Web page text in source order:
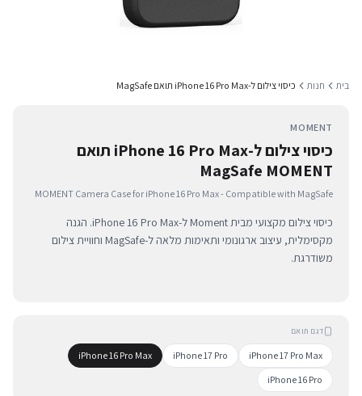
בית חנות כיסוי צילום ל-iPhone 16 Pro Max תואם MagSafe
MOMENT
כיסוי צילום ל-iPhone 16 Pro Max תואם
MagSafe MOMENT
MOMENT Camera Case for iPhone 16 Pro Max - Compatible with MagSafe
כיסוי צילום מקצועי מבית Moment ל-iPhone 16 Pro Max. הגנה
מקסימלית, עיצוב ארגונומי ותאימות מלאה ל-MagSafe וחוויית צילום
משודרגת.
דגם תואם
iPhone 17 Pro Max
iPhone 17 Pro
iPhone 16 Pro Max
iPhone 16 Pro